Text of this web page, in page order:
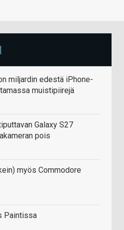
miljardin edestä iPhone-
muistipiirejä
Galaxy S27
pois
myös Commodore
Paintissa